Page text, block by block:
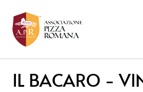
IL BACARO -